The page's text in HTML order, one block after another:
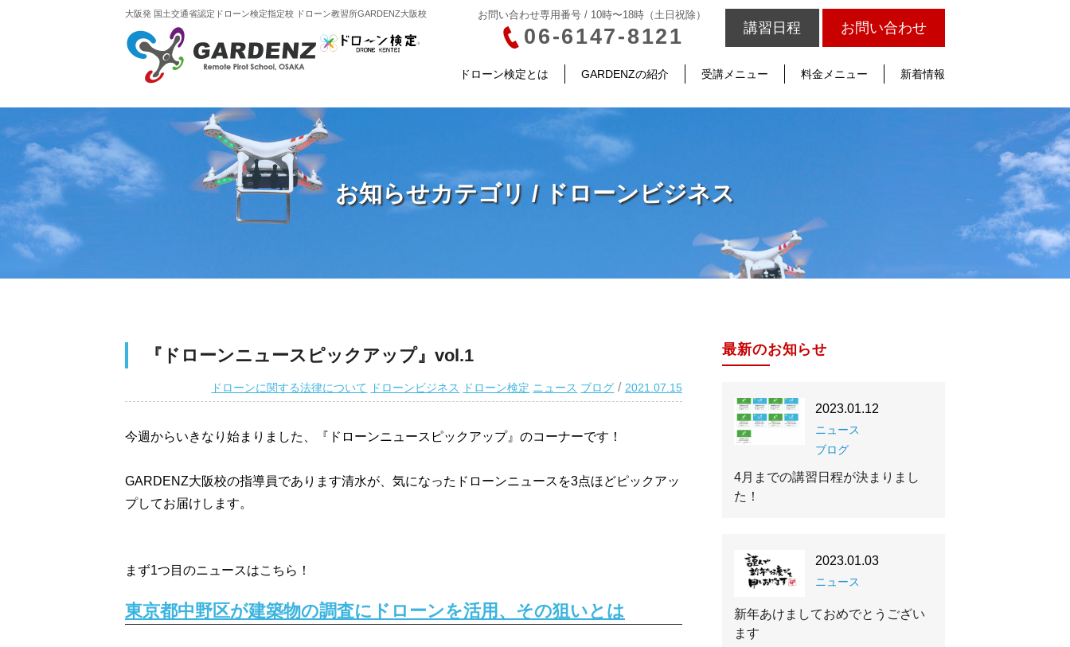
大阪発 国土交通省認定 ドローン検定指定校 ドローン教習所GARDENZ大阪校 お問い合わせ専用番号 / 10時〜18時（土日祝除）
06-6147-8121 講習日程 お問い合わせ
ドローン検定とは GARDENZの紹介 受講メニュー 料金メニュー 新着情報
お知らせカテゴリ / ドローンビジネス
『ドローンニュースピックアップ』vol.1
ドローンに関する法律について ドローンビジネス ドローン検定 ニュース ブログ 2021.07.15
今週からいきなり始まりました、『ドローンニュースピックアップ』のコーナーです！
GARDENZ大阪校の指導員であります清水が、気になったドローンニュースを3点ほどピックアッ
プしてお届けします。
まず1つ目のニュースはこちら！
東京都中野区が建築物の調査にドローンを活用、その狙いとは
最新のお知らせ
4月までの講習日程が決まりまし
た！
2023.01.12
ニュース
ブログ
新年あけましておめでとうござい
ます
2023.01.03
ニュース